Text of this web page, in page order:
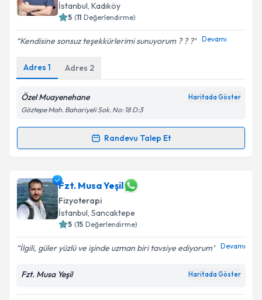
İstanbul, Kadıköy
5 (11 Değerlendirme)
Kendisine sonsuz teşekkürlerimi sunuyorum ? ? ? Devamı
Adres 1 Adres 2
Özel Muayenehane Haritada Göster
Göztepe Mah. Bahariyeli Sok. No: 18 D:3
Randevu Talep Et
Randevu Takvimi Talebi
Fzt. Onur Ulukuziçin randevu takvimi talebi
oluşturun. Size bu uzmandan randevu almanız için bir
takvim hazırlandığında e-posta ile bilgilendireceğiz.
E-posta Adresiniz
Fzt. Musa Yeşil
Fizyoterapi
İstanbul, Sancaktepe
5 (15 Değerlendirme)
İlgili, güler yüzlü ve işinde uzman biri tavsiye ediyorum Devamı
Fzt. Musa Yeşil Haritada Göster